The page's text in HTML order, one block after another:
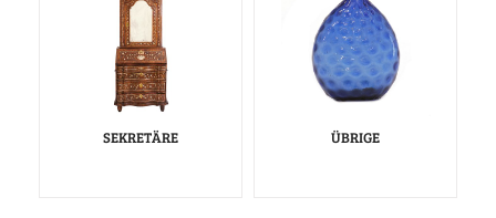
SEKRETÄRE ÜBRIGE